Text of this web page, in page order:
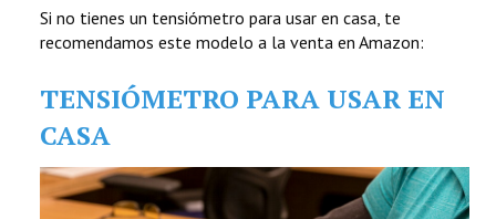
Si no tienes un tensiómetro para usar en casa, te
recomendamos este modelo a la venta en Amazon:
TENSIÓMETRO PARA USAR EN
CASA